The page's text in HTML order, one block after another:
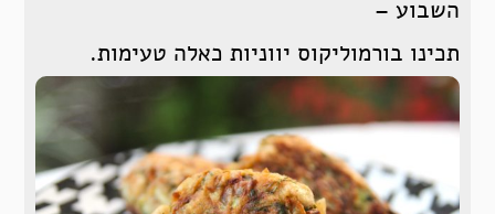
השבוע –
תכינו בורמוליקוס יווניות כאלה טעימות.